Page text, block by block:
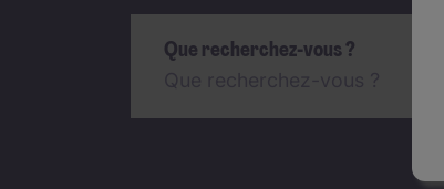
Que recherchez-vous ?